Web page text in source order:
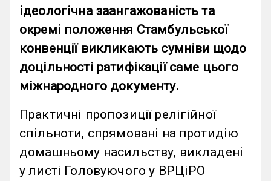
ідеологічна заангажованість та
окремі положення Стамбульської
конвенції викликають сумніви щодо
доцільності ратифікації саме цього
міжнародного документу.
Практичні пропозиції релігійної
спільноти, спрямовані на протидію
домашньому насильству, викладені
у листі Головуючого у ВРЦіРО